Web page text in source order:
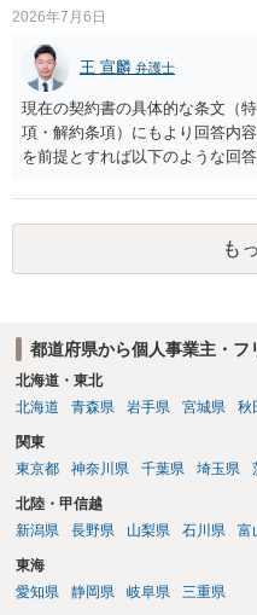
2026年7月6日
王 宣麟 弁護士
現在の契約書の具体的な条文（
項・解約条項）にもより回答内
を前提とすれば以下のような回
ば、相談者様が独自に開発した
に帰属する ・相手方の同意が得
ることも可能。ただし合意解除
の他の条項との兼ね合いで不利
「●年間、競業避止義務が存続
は、契約終了後であっても注意
す。 ご不安であれば、契約書類
も
都道府県から個人事業主・
北海道・東北
北海道
青森県 岩手県 宮城県 秋
関東
東京都
神奈川県 千葉県 埼玉県
北陸・甲信越
新潟県
長野県 山梨県 石川県 富
東海
愛知県
静岡県 岐阜県 三重県